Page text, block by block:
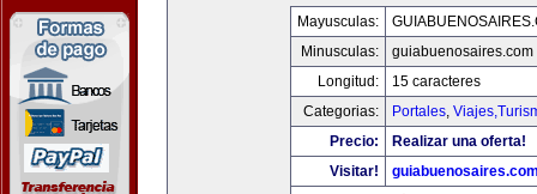
Mayusculas:
Minusculas:
guiabuenosaires.com
Longitud:
15 caracteres
Categorias:
Portales,
Precio:
Realizar una oferta!
Visitar!